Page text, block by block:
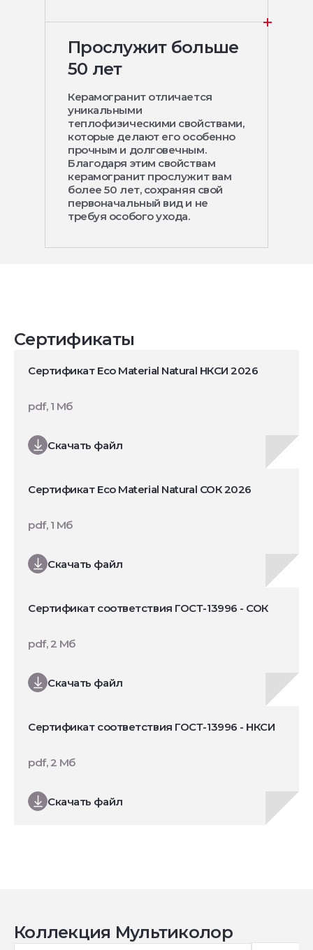
Прослужит больше
50 лет
Керамогранит отличается
уникальными
теплофизическими свойствами,
которые делают его особенно
прочным и долговечным.
Благодаря этим свойствам
керамогранит прослужит вам
более 50 лет, сохраняя свой
первоначальный вид и не
требуя особого ухода.
Сертификаты
Сертификат Eco Material Natural НКСИ 2026
Скачать файл
pdf, 1 Мб
Сертификат Eco Material Natural СОК 2026
Скачать файл
pdf, 1 Мб
Сертификат соответствия ГОСТ-13996 - СОК
Скачать файл
pdf, 2 Мб
Сертификат соответствия ГОСТ-13996 - НКСИ
Скачать файл
pdf, 2 Мб
Коллекция Мультиколор